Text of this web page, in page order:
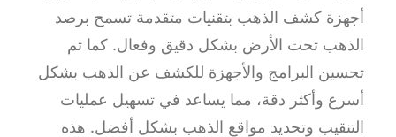
أجهزة كشف الذهب بتقنيات متقدمة تسمح برصد
الذهب تحت الأرض بشكل دقيق وفعال. كما تم
تحسين البرامج والأجهزة للكشف عن الذهب بشكل
أسرع وأكثر دقة، مما يساعد في تسهيل عمليات
التنقيب وتحديد مواقع الذهب بشكل أفضل. هذه